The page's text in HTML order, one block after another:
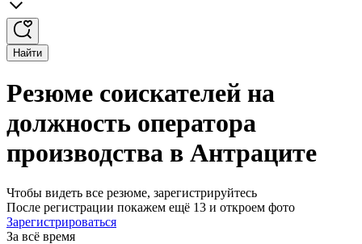
Найти
Резюме соискателей на
должность оператора
производства в Антраците
Чтобы видеть все резюме, зарегистрируйтесь
После регистрации покажем ещё 13 и откроем фото
Зарегистрироваться
За всё время